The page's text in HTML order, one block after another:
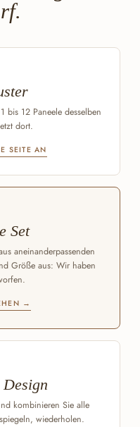
bis 12 Paneele desselben
dort.
SEITE AN
Set
aneinanderpassenden
Größe aus: Wir haben
→
kombinieren Sie alle
wiederholen.